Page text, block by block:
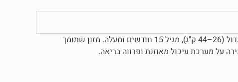
ומעלה.
מזון שתומך
על מערכת עיכול מאוזנת ופרווה בריאה.